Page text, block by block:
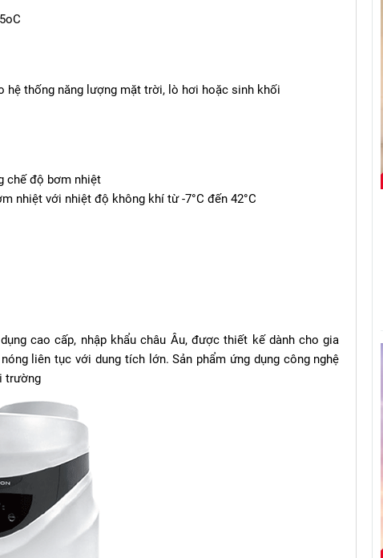
hệ thống năng lượng mặt trời, lò hơi hoặc sinh khối
chế độ bơm nhiệt
nhiệt với nhiệt độ không khí từ -7°C đến 42°C
cao cấp, nhập khẩu châu Âu, được thiết kế dành cho gia
liên tục với dung tích lớn. Sản phẩm ứng dụng công nghệ
trường